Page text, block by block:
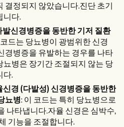
결정되지 않았습니다.진단 초기
니다.
발신경병증을 동반한 기저 질환
코드는 당뇨병이 광범위한 신경
경병증을 유발하는 경우를 나타
뇨병은 장기간 조절되지 않는 당
다.
신경 (다발성) 신경병증을 동반한
뇨병: 이 코드는 특히 당뇨병으로
나타냅니다.자율 신경은 심박수,
기능을 조절합니다.